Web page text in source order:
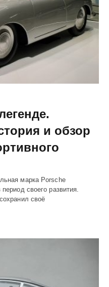
и обзор
марка Porsche
своего развития.
своё